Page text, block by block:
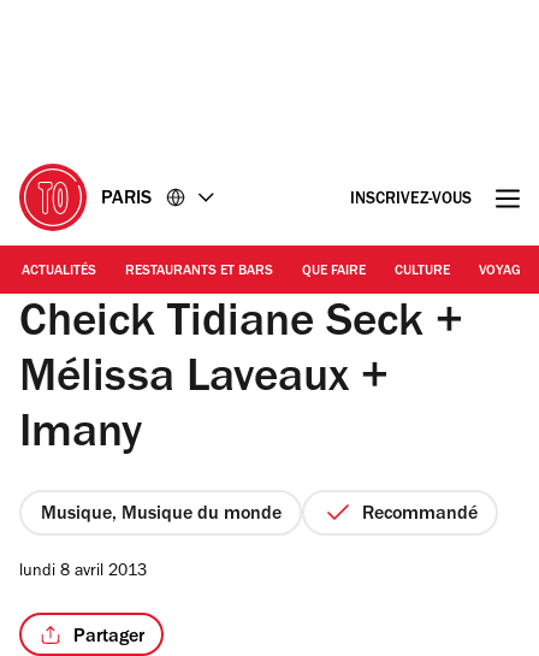
PARIS INSCRIVEZ-VOUS
ACTUALITÉS RESTAURANTS ET BARS QUE FAIRE CULTURE VOYAGE
Cheick Tidiane Seck +
Mélissa Laveaux +
Imany
Musique, Musique du monde Recommandé
lundi 8 avril 2013
Partager